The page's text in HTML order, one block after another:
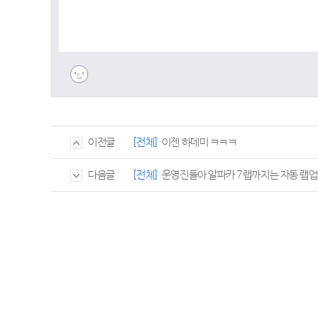
이전글 [전체] 이젠 하데미 ㅋㅋㅋ
다음글 [전체] 운영진들아 알파카 7랩까지는 자동 랩